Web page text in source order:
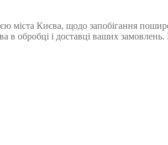
міста Києва, щодо запобігання
обробці і доставці ваших